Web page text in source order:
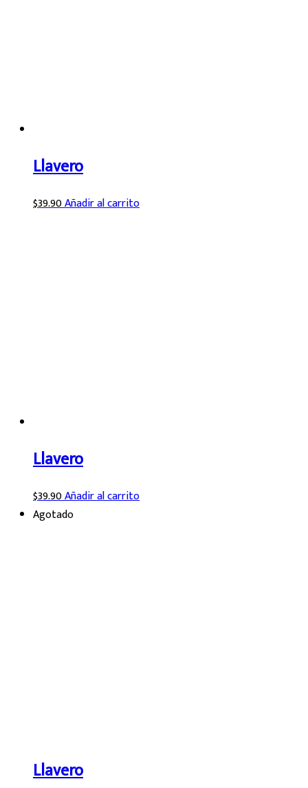
Llavero
$39.90Añadir al carrito
Llavero
$39.90Añadir al carrito
Agotado
Llavero